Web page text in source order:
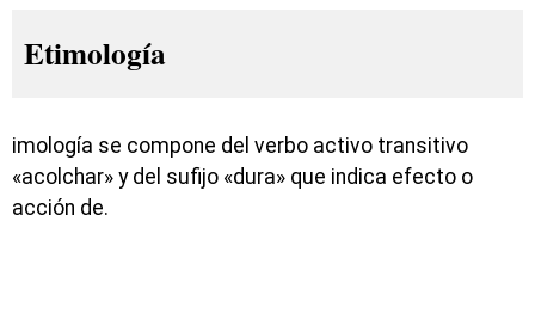
Etimología
imología se compone del verbo activo transitivo
«acolchar» y del sufijo «dura» que indica efecto o
acción de.